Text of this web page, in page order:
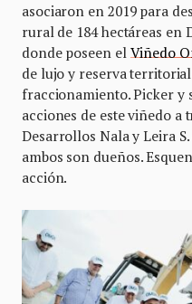
asociaron en 2019 para
rural de 184 hectáreas en
donde poseen el Viñedo
de lujo y reserva
fraccionamiento. Picker y
acciones de este viñedo a
Desarrollos Nala y Leira S.
ambos son dueños.
acción.